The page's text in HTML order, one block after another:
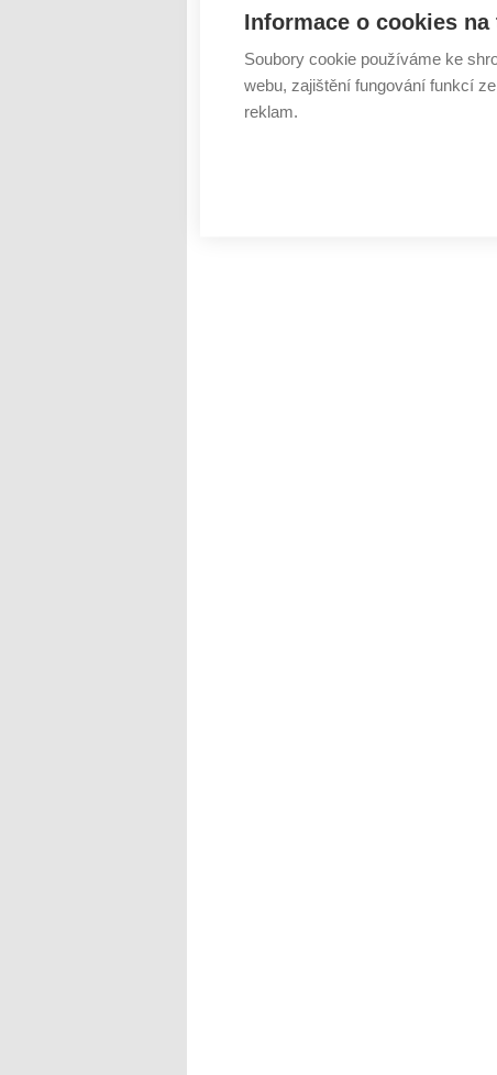
tablety, ale i exkurzi do recyklačního
Tweet
Informace o cookies
Soubory cookie používáme ke
webu, zajištění fungování funkcí
reklam.